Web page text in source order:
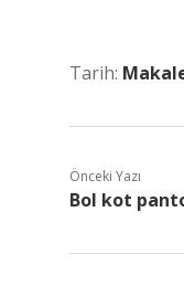
Tarih:
Önceki Yazı
Bol kot